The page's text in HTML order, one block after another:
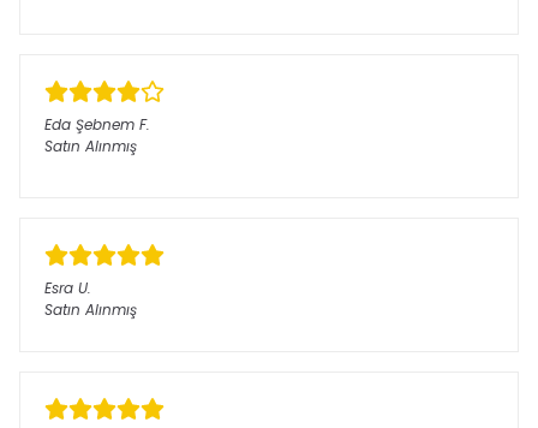
Eda Şebnem F.
Satın Alınmış
Esra U.
Satın Alınmış